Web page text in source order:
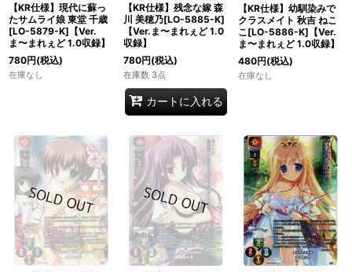
【KR仕様】現代に蘇っ
たサムライ娘 東堂 千歳
[LO-5879-K]【Ver.
ま〜まれぇど 1.0収録】
780円(税込)
在庫なし
【KR仕様】残念な嫁 森
川 美穂乃[LO-5885-K]
【Ver.ま〜まれぇど 1.0
収録】
780円(税込)
在庫数 3点
カートに入れる
【KR仕様】幼馴染みで
クラスメイト 秋吉 ねこ
こ[LO-5886-K]【Ver.
ま〜まれぇど 1.0収録】
480円(税込)
在庫なし